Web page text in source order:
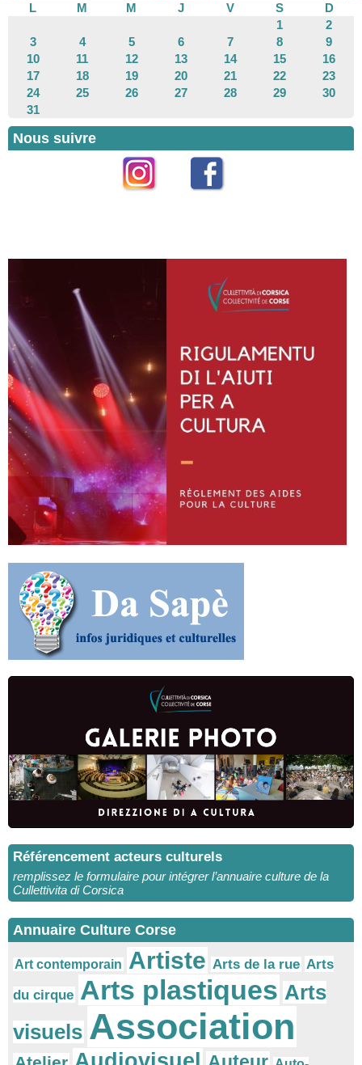
L
M M J V S
D
1
2
3
4 5 6 7 8
9
10
11 12 13 14 15
16
17
18 19 20 21 22
23
24
25 26 27 28 29
30
31
Nous suivre
Référencement acteurs culturels
remplissez le formulaire pour intégrer l’annuaire culture de la
Cullettivita di Corsica
Annuaire Culture Corse
Art contemporain Artiste Arts de la rue Arts
du cirque Arts plastiques Arts
visuels Association